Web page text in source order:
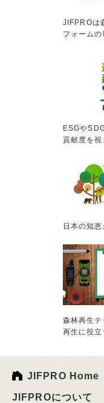
JIFPROは
フォーム
ESGや
貢献度を
日本の知
森林再生
再生に役
JIFPRO Home
JIFPROについて